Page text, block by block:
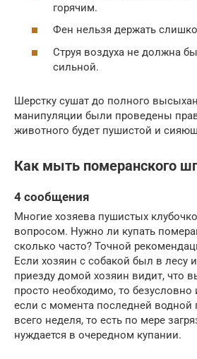
горячим.
Фен нельзя держать
Струя воздуха не должна
сильной.
Шерстку сушат до полного
манипуляции были проведены
животного будет пушистой и
Как мыть померанского
4 сообщения
Многие хозяева пушистых
вопросом. Нужно ли купать
сколько часто? Точной
Если хозяин с собакой был в лесу
приезду домой хозяин видит, что
просто необходимо, то
если с момента последней
всего неделя, то есть по мере
нуждается в очередном купании.